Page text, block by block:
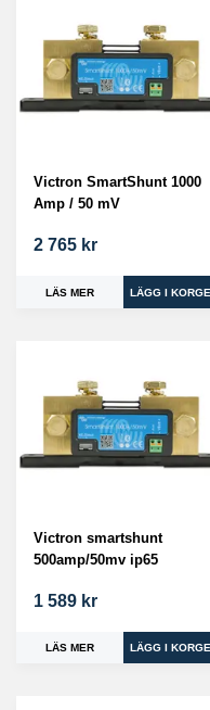
Victron SmartShunt 1000
Amp / 50 mV
2 765 kr
LÄS MER
Victron smartshunt
500amp/50mv ip65
1 589 kr
LÄS MER